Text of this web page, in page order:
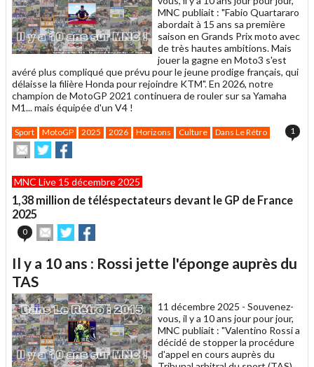
MNC publiait : "Fabio Quartararo
abordait à 15 ans sa première
saison en Grands Prix moto avec
de très hautes ambitions. Mais
jouer la gagne en Moto3 s'est
avéré plus compliqué que prévu pour le jeune prodige français, qui
délaisse la filière Honda pour rejoindre KTM". En 2026, notre
champion de MotoGP 2021 continuera de rouler sur sa Yamaha
M1... mais équipée d'un V4 !
Sport MotoGP 2025 2026 Horizons Culture Dans Le Rétro 1
Envoyer
cet
à
un
ami
Partager
sur
sur
MNC Live 15 décembre 2025
1,38 million de téléspectateurs devant le GP de France
2025
0
Envoyer
cet
à
un
ami
Partager
sur sur
Il y a 10 ans : Rossi jette l'éponge auprès du
TAS
11 décembre 2025 - Souvenez-
vous, il y a 10 ans jour pour jour,
MNC publiait : "Valentino Rossi a
décidé de stopper la procédure
d'appel en cours auprès du